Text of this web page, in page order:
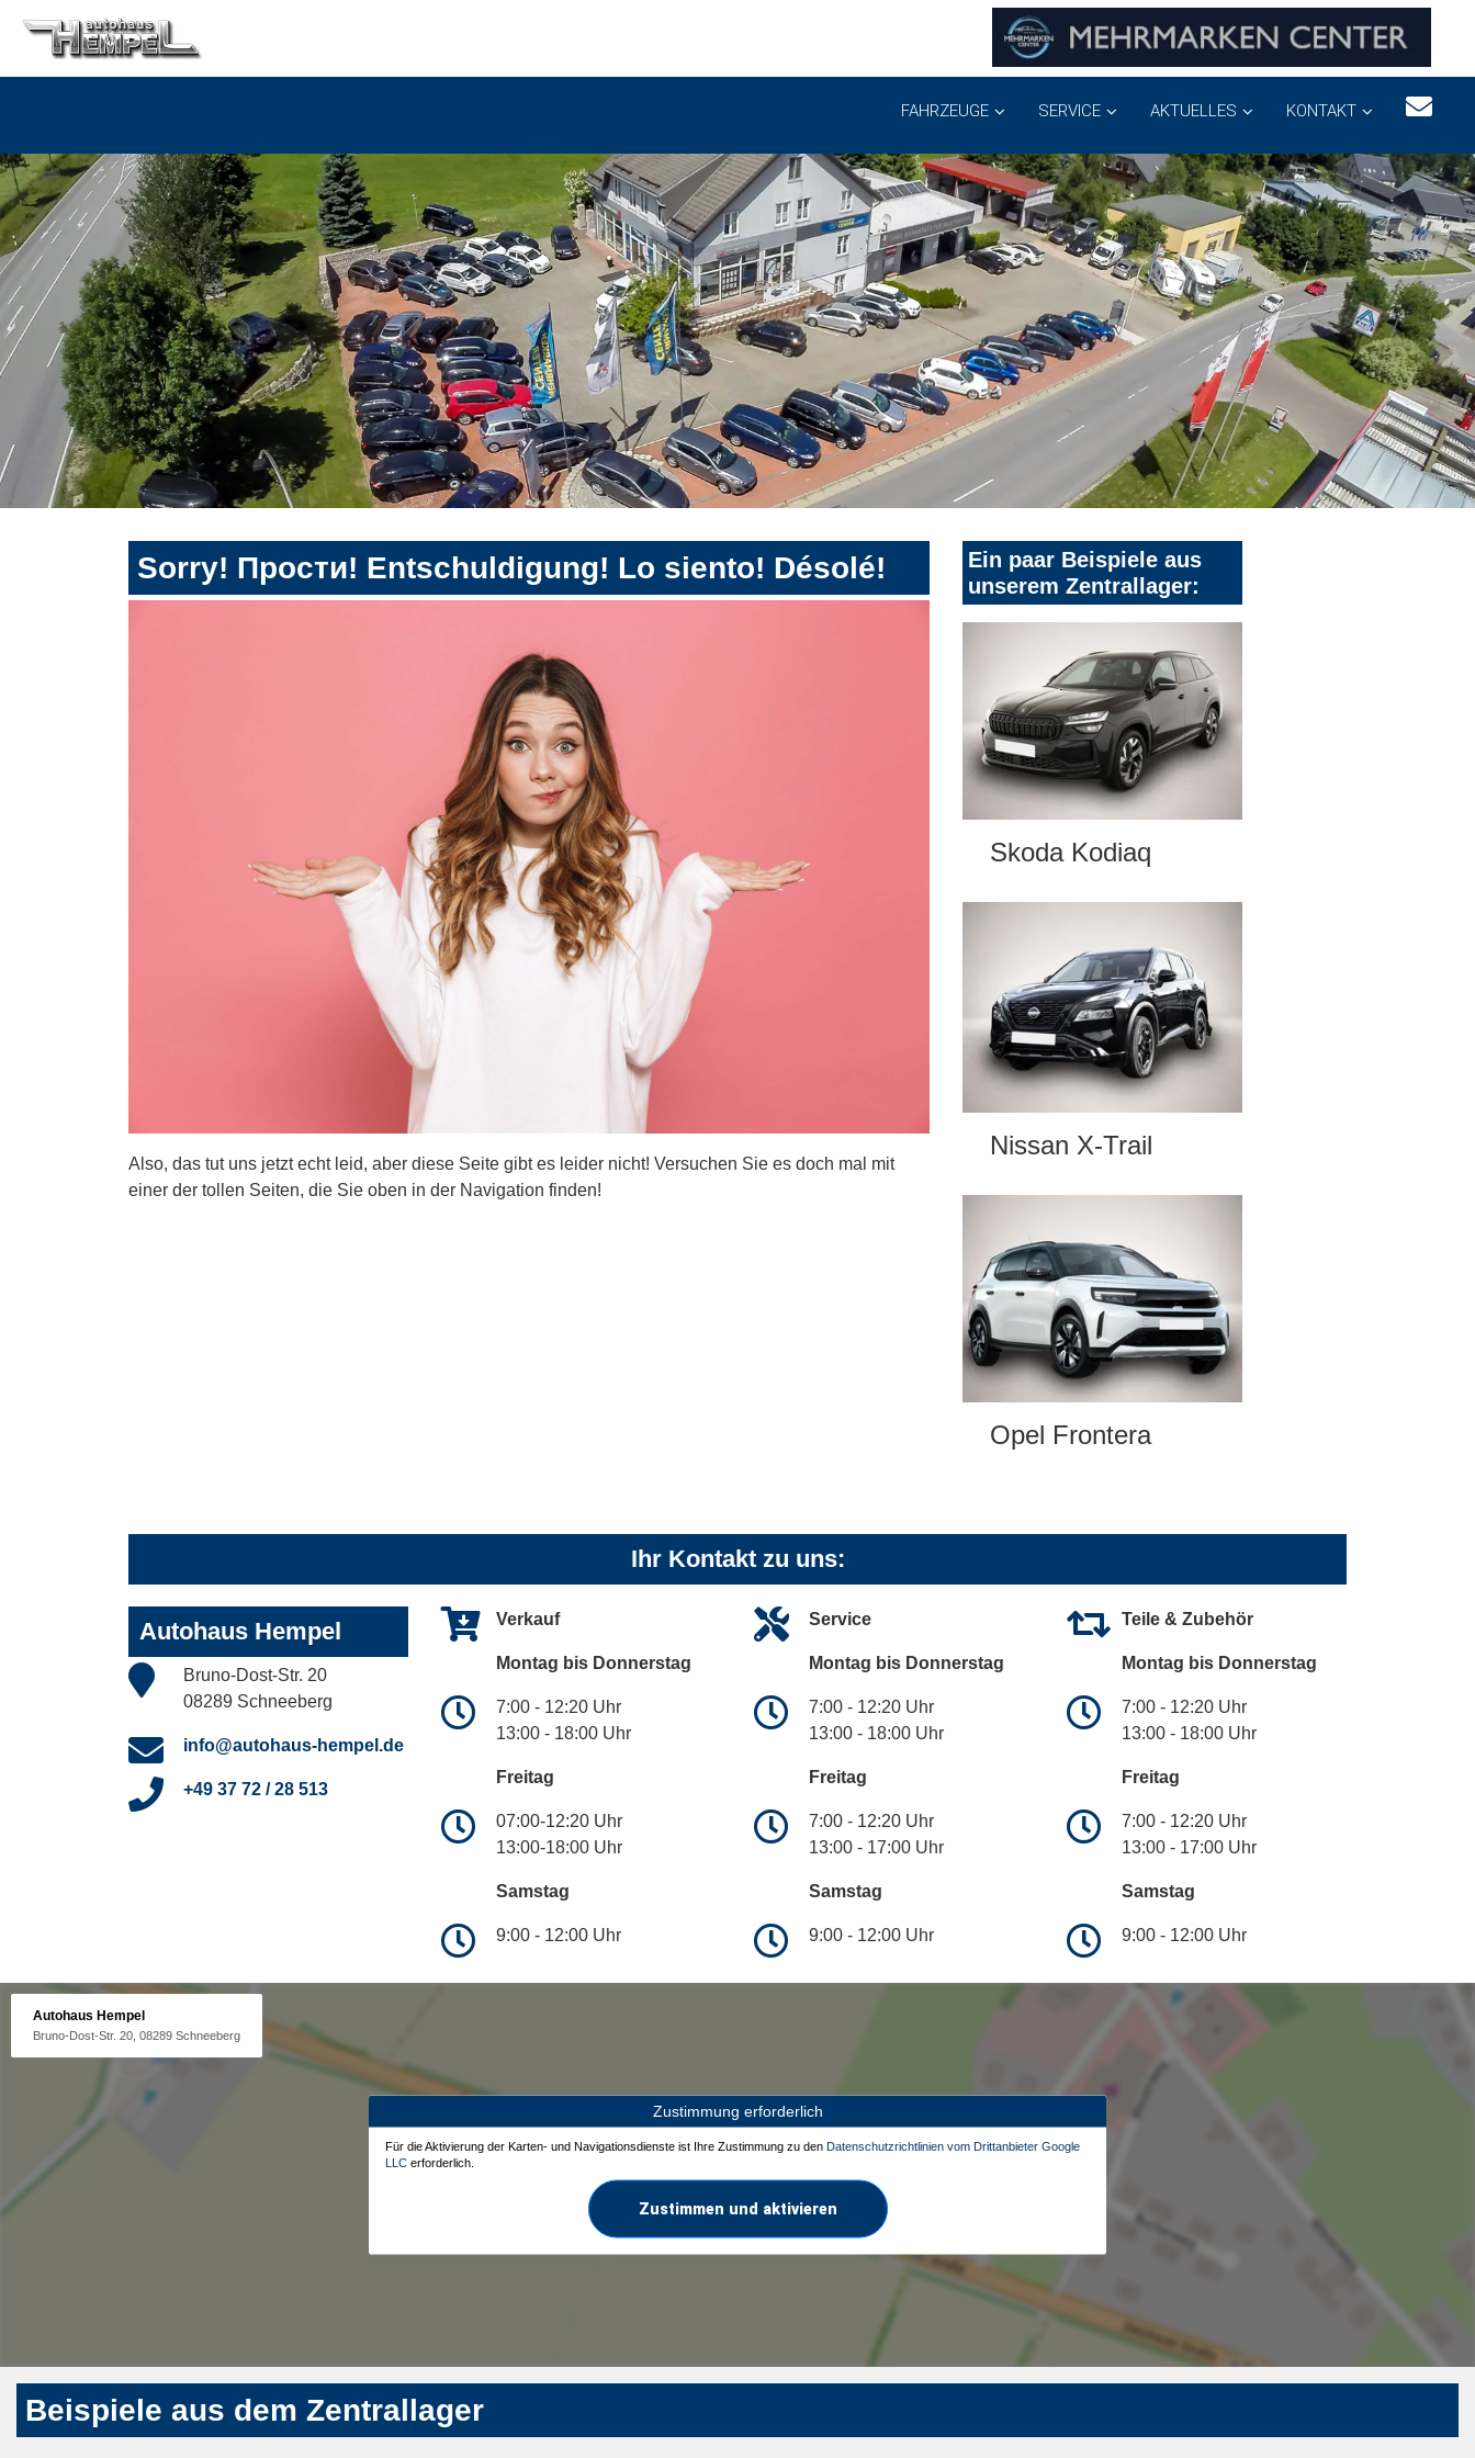
FAHRZEUGE SERVICE AKTUELLES KONTAKT
Sorry! Прости! Entschuldigung! Lo siento! Désolé!
Also, das tut uns jetzt echt leid, aber diese Seite gibt es leider nicht! Versuchen Sie es doch mal mit
einer der tollen Seiten, die Sie oben in der Navigation finden!
Ein paar Beispiele aus
unserem Zentrallager:
Skoda Kodiaq
Nissan X-Trail
Opel Frontera
Ihr Kontakt zu uns:
Autohaus Hempel
Bruno-Dost-Str. 20
08289 Schneeberg
info@autohaus-hempel.de
+49 37 72 / 28 513
Verkauf
Montag bis Donnerstag
7:00 - 12:20 Uhr
13:00 - 18:00 Uhr
Freitag
07:00-12:20 Uhr
13:00-18:00 Uhr
Samstag
9:00 - 12:00 Uhr
Service
Montag bis Donnerstag
7:00 - 12:20 Uhr
13:00 - 18:00 Uhr
Freitag
7:00 - 12:20 Uhr
13:00 - 17:00 Uhr
Samstag
9:00 - 12:00 Uhr
Teile & Zubehör
Montag bis Donnerstag
7:00 - 12:20 Uhr
13:00 - 18:00 Uhr
Freitag
7:00 - 12:20 Uhr
13:00 - 17:00 Uhr
Samstag
9:00 - 12:00 Uhr
Autohaus Hempel
Bruno-Dost-Str. 20, 08289 Schneeberg
Zustimmung erforderlich
Für die Aktivierung der Karten- und Navigationsdienste ist Ihre Zustimmung zu den Datenschutzrichtlinien vom Drittanbieter Google
LLC erforderlich.
Zustimmen und aktivieren
Beispiele aus dem Zentrallager